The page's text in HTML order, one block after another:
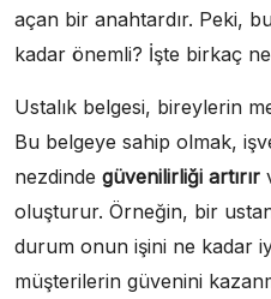
açan bir anahtardır. Peki,
kadar önemli? İşte birkaç
Ustalık belgesi, bireylerin
Bu belgeye sahip olmak,
nezdinde güvenilirliği artırır
oluşturur. Örneğin, bir
durum onun işini ne kadar
müşterilerin güvenini